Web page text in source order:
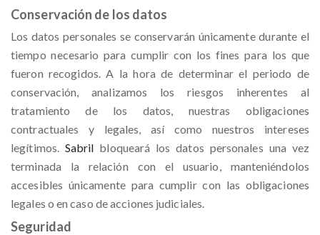
Conservación de los datos
Los datos personales se conservarán únicamente durante el
tiempo necesario para cumplir con los fines para los que
fueron recogidos. A la hora de determinar el periodo de
conservación, analizamos los riesgos inherentes al
tratamiento de los datos, nuestras obligaciones
contractuales y legales, así como nuestros intereses
legítimos. Sabril bloqueará los datos personales una vez
terminada la relación con el usuario, manteniéndolos
accesibles únicamente para cumplir con las obligaciones
legales o en caso de acciones judiciales.
Seguridad